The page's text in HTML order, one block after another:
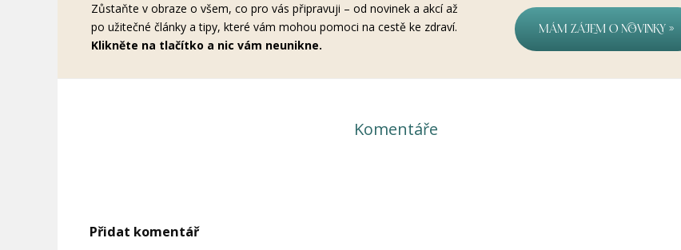
Zůstaňte v obraze o všem, co pro vás připravuji – od novinek a akcí až
po užitečné články a tipy, které vám mohou pomoci na cestě ke zdraví.
Klikněte na tlačítko a nic vám neunikne.
Mám zájem o novinky »
Komentáře
Přidat komentář